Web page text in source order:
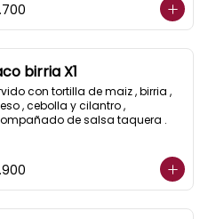
birria X1
con tortilla de maiz , birria ,
, cebolla y cilantro ,
de salsa taquera .